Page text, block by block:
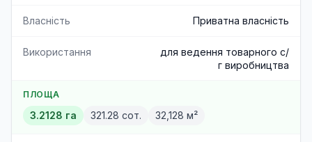
Власність Приватна власність
Використання
для ведення товарного с/
г виробництва
ПЛОЩА
3.2128 га 321.28 сот. 32,128 м²